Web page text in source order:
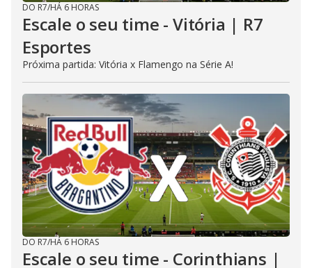
DO R7/HÁ 6 HORAS
Escale o seu time - Vitória | R7
Esportes
Próxima partida: Vitória x Flamengo na Série A!
DO R7/HÁ 6 HORAS
Escale o seu time - Corinthians |